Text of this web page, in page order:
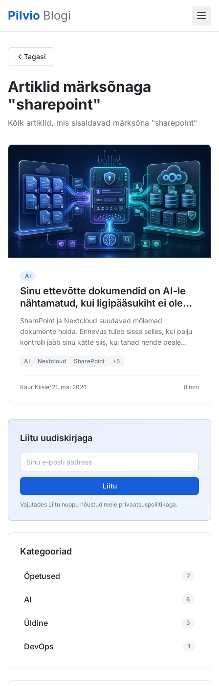
Pilvio Blogi
Tagasi
Artiklid märksõnaga
"sharepoint"
Kõik artiklid, mis sisaldavad märksõna "sharepoint"
AI
Sinu ettevõtte dokumendid on AI-le
nähtamatud, kui ligipääsukiht ei ole
sinu kontrolli all
SharePoint ja Nextcloud suudavad mõlemad
dokumente hoida. Erinevus tuleb sisse selles, kui palju
kontrolli jääb sinu kätte siis, kui tahad nende peale
AI Nextcloud SharePoint +5
Kaur Kiisler21. mai 2026 8 min
Liitu uudiskirjaga
Liitu
Vajutades Liitu nuppu nõustud meie privaatsuspoliitikaga.
Kategooriad
Õpetused 7
AI 6
Üldine 3
DevOps 1